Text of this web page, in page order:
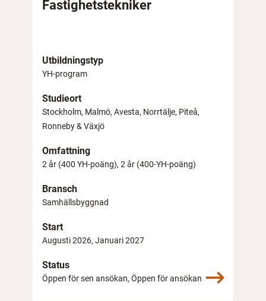
Fastighetstekniker
Utbildningstyp
YH-program
Studieort
Stockholm, Malmö, Avesta, Norrtälje, Piteå,
Ronneby & Växjö
Omfattning
2 år (400 YH-poäng), 2 år (400-YH-poäng)
Bransch
Samhällsbyggnad
Start
Augusti 2026, Januari 2027
Status
Öppen för sen ansökan, Öppen för ansökan